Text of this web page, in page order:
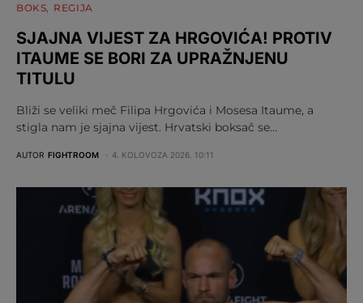
BOKS REGIJA
SJAJNA VIJEST ZA HRGOVIĆA! PROTIV
ITAUME SE BORI ZA UPRAŽNJENU
TITULU
Bliži se veliki meč Filipa Hrgovića i Mosesa Itaume, a
stigla nam je sjajna vijest. Hrvatski boksač se…
AUTOR FIGHTROOM 4. KOLOVOZA 2026. 10:11